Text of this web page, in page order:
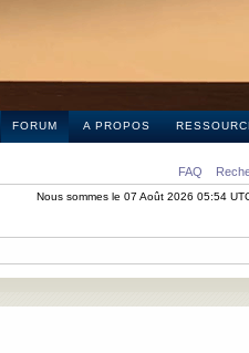
FORUM A PROPOS
FAQ
Nous sommes le 07 Août 2026 05:54